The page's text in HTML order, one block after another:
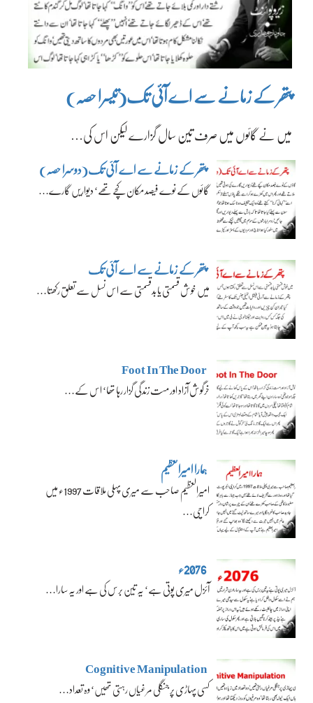
پتھر کے زمانے سے اے آئی تک(تیسرا حصہ)
میں نے گائوں میں صرف تین سال گزارے لیکن اس کی…
پتھر کے زمانے سے اے آئی تک(دوسرا حصہ)
گائوں کے نوے فیصد مکان کچے تھے‘ دیواریں گارے…
پتھر کے زمانے سے اے آئی تک
میں خوش قسمتی یا بدقسمتی سے اس نسل سے تعلق رکھتا…
Foot In The Door
خرگوش آزاد اور مست زندگی گزار رہا تھا‘ اس کے…
ہمارا امیرالعظیم
امیرالعظیم صاحب سے میری پہلی ملاقات 1997ء میں
کراچی…
2076ء
آئزل میری پوتی ہے‘ یہ تین برس کی ہے اور یہ سارا…
Cognitive Manipulation
کسی پہاڑی پر جنگلی مرغیاں رہتی تھیں‘ وہ تعداد…